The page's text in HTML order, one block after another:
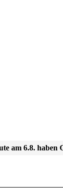
am 6.8. haben